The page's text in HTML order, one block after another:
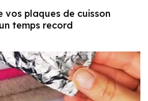
vos plaques de cuisson
temps record